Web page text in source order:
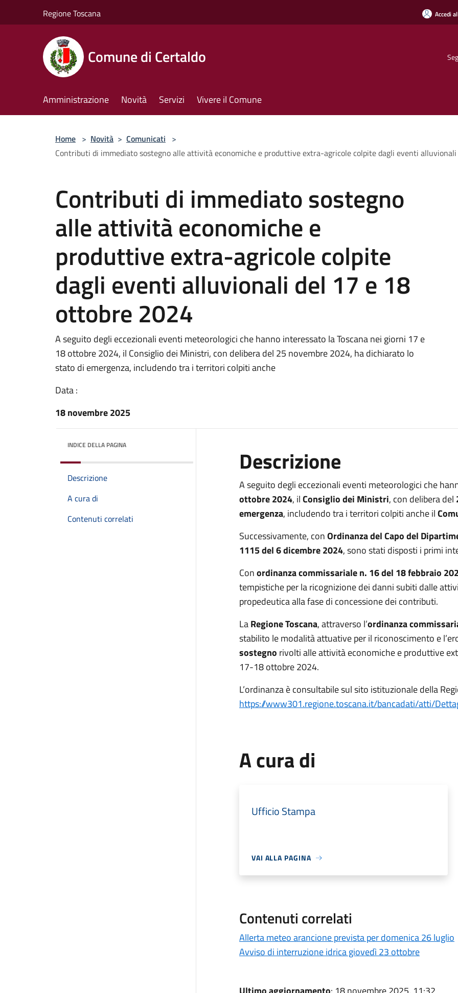
Regione Toscana Accedi
Comune di Certaldo
Amministrazione Novità Servizi Vivere il Comune
Home > Novità > Comunicati >
Contributi di immediato sostegno alle attività economiche e produttive extra-agricole colpite dagli eventi
Contributi di immediato sostegno
alle attività economiche e
produttive extra-agricole colpite
dagli eventi alluvionali del 17 e 18
ottobre 2024
A seguito degli eccezionali eventi meteorologici che hanno interessato la Toscana nei giorni 17 e
18 ottobre 2024, il Consiglio dei Ministri, con delibera del 25 novembre 2024, ha dichiarato lo
stato di emergenza, includendo tra i territori colpiti anche
Data :
18 novembre 2025
INDICE DELLA PAGINA
Descrizione
A cura di
Contenuti correlati
Descrizione
A seguito degli eccezionali eventi meteorologici che
ottobre 2024, ilConsiglio dei Ministri, con delibera del
emergenza, includendo tra i territori colpiti anche il
Successivamente, conOrdinanza del Capo del
1115 del 6 dicembre 2024, sono stati disposti i primi
Conordinanza commissariale n. 16 del 18 febbraio
tempistiche per la ricognizione dei danni subiti dalle
propedeutica alla fase di concessione dei contributi.
LaRegione Toscana, attraverso l’ordinanza
stabilito le modalità attuative per il riconoscimento e
sostegno rivolti alle attività economiche e produttive
17-18 ottobre 2024.
L’ordinanza è consultabile sul sito istituzionale della
https://www301.regione.toscana.it/bancadati/atti/
A cura di
Ufficio Stampa
VAI ALLA PAGINA
Contenuti correlati
Allerta meteo arancione prevista per domenica 26 luglio
Avviso di interruzione idrica giovedì 23 ottobre